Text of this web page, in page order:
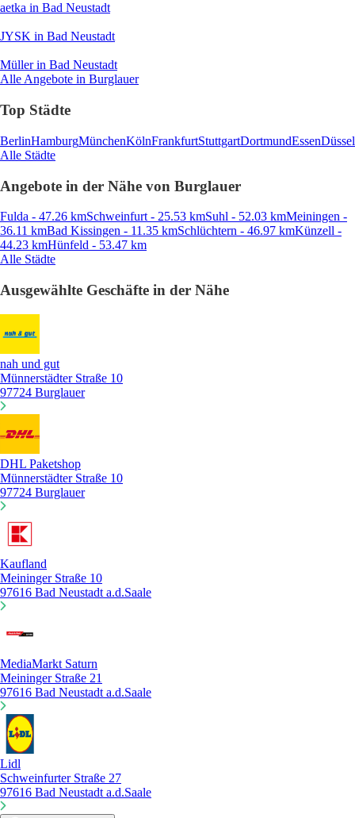
aetka in Bad Neustadt
JYSK in Bad Neustadt
Müllerin Bad Neustadt
Alle Angebote in Burglauer
Top Städte
BerlinHamburgMünchenKölnFrankfurtStuttgartDortmundEssen
Alle Städte
Angebote in der Nähe von Burglauer
Fulda - 47.26 kmSchweinfurt - 25.53 kmSuhl - 52.03 kmMeiningen -
36.11 kmBad Kissingen - 11.35 kmSchlüchtern - 46.97 kmKünzell -
44.23 kmHünfeld - 53.47 km
Alle Städte
Ausgewählte Geschäfte in der Nähe
nah und gut
Münnerstädter Straße 10
97724 Burglauer
DHL Paketshop
Münnerstädter Straße 10
97724 Burglauer
Kaufland
Meininger Straße 10
97616 Bad Neustadt a.d.Saale
MediaMarkt Saturn
Meininger Straße 21
97616 Bad Neustadt a.d.Saale
Lidl
Schweinfurter Straße 27
97616 Bad Neustadt a.d.Saale